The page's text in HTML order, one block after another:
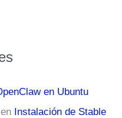
en Ubuntu
en Instalación de Stable